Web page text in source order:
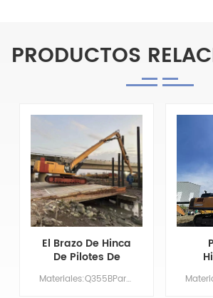
PRODUCTOS
El Brazo De Hinca
De Pilotes De
Excavadora De
13,5 Metros De Materiales:Q355BParámetros principalesModelogato350Longitud de la pluma9,6 milloneslongitud del brazo4,2 millonesbrazo de martilloXMTipo de cilindro del brazoTipo de comercio exterior (extranjero)ContrapesoX tonelada